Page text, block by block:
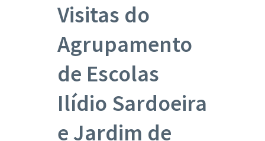
Visitas do
Agrupamento
de Escolas
Ilídio Sardoeira
e Jardim de